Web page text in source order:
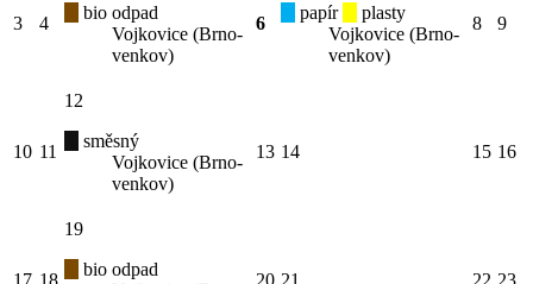
3 4
bio odpad
Vojkovice (Brno-
venkov)
6
papír
plasty
Vojkovice (Brno-
venkov)
8 9
10 11
12
směsný
Vojkovice (Brno-
venkov)
13 14 15 16
17 18
19
bio odpad
20 21 22 23